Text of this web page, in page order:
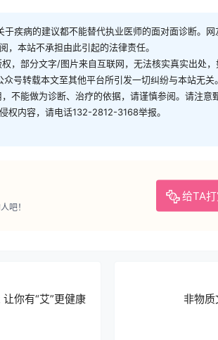
疾病的建议都不能替代执业医师的面对面诊断。网
，本站不承担由此引起的法律责任。
，部分文字/图片来自互联网，无法核实真实出处
号转载本文至其他平台所引发一切纠纷与本站无关
不能做为诊断、治疗的依据，请谨慎参阅。请注意
权内容，请电话132-2812-3168举报。
给TA
吧！
你有“艾”更健康 非物